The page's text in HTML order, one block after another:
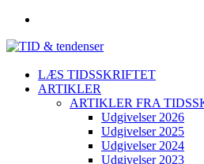
LÆS TIDSSKRIFTET
ARTIKLER
ARTIKLER FRA
Udgivelser 2026
Udgivelser 2025
Udgivelser 2024
Udgivelser 2023